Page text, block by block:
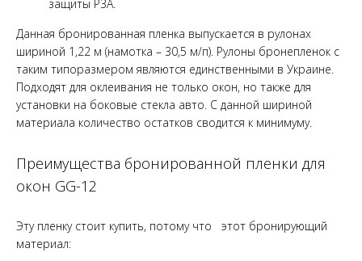
защиты Р3А.
Данная бронированная пленка выпускается в рулонах
шириной 1,22 м (намотка – 30,5 м/п). Рулоны бронепленок с
таким типоразмером являются единственными в Украине.
Подходят для оклеивания не только окон, но также для
установки на боковые стекла авто. С данной шириной
материала количество остатков сводится к минимуму.
Преимущества бронированной пленки для
окон GG-12
Эту пленку стоит купить, потому что этот бронирующий
материал: